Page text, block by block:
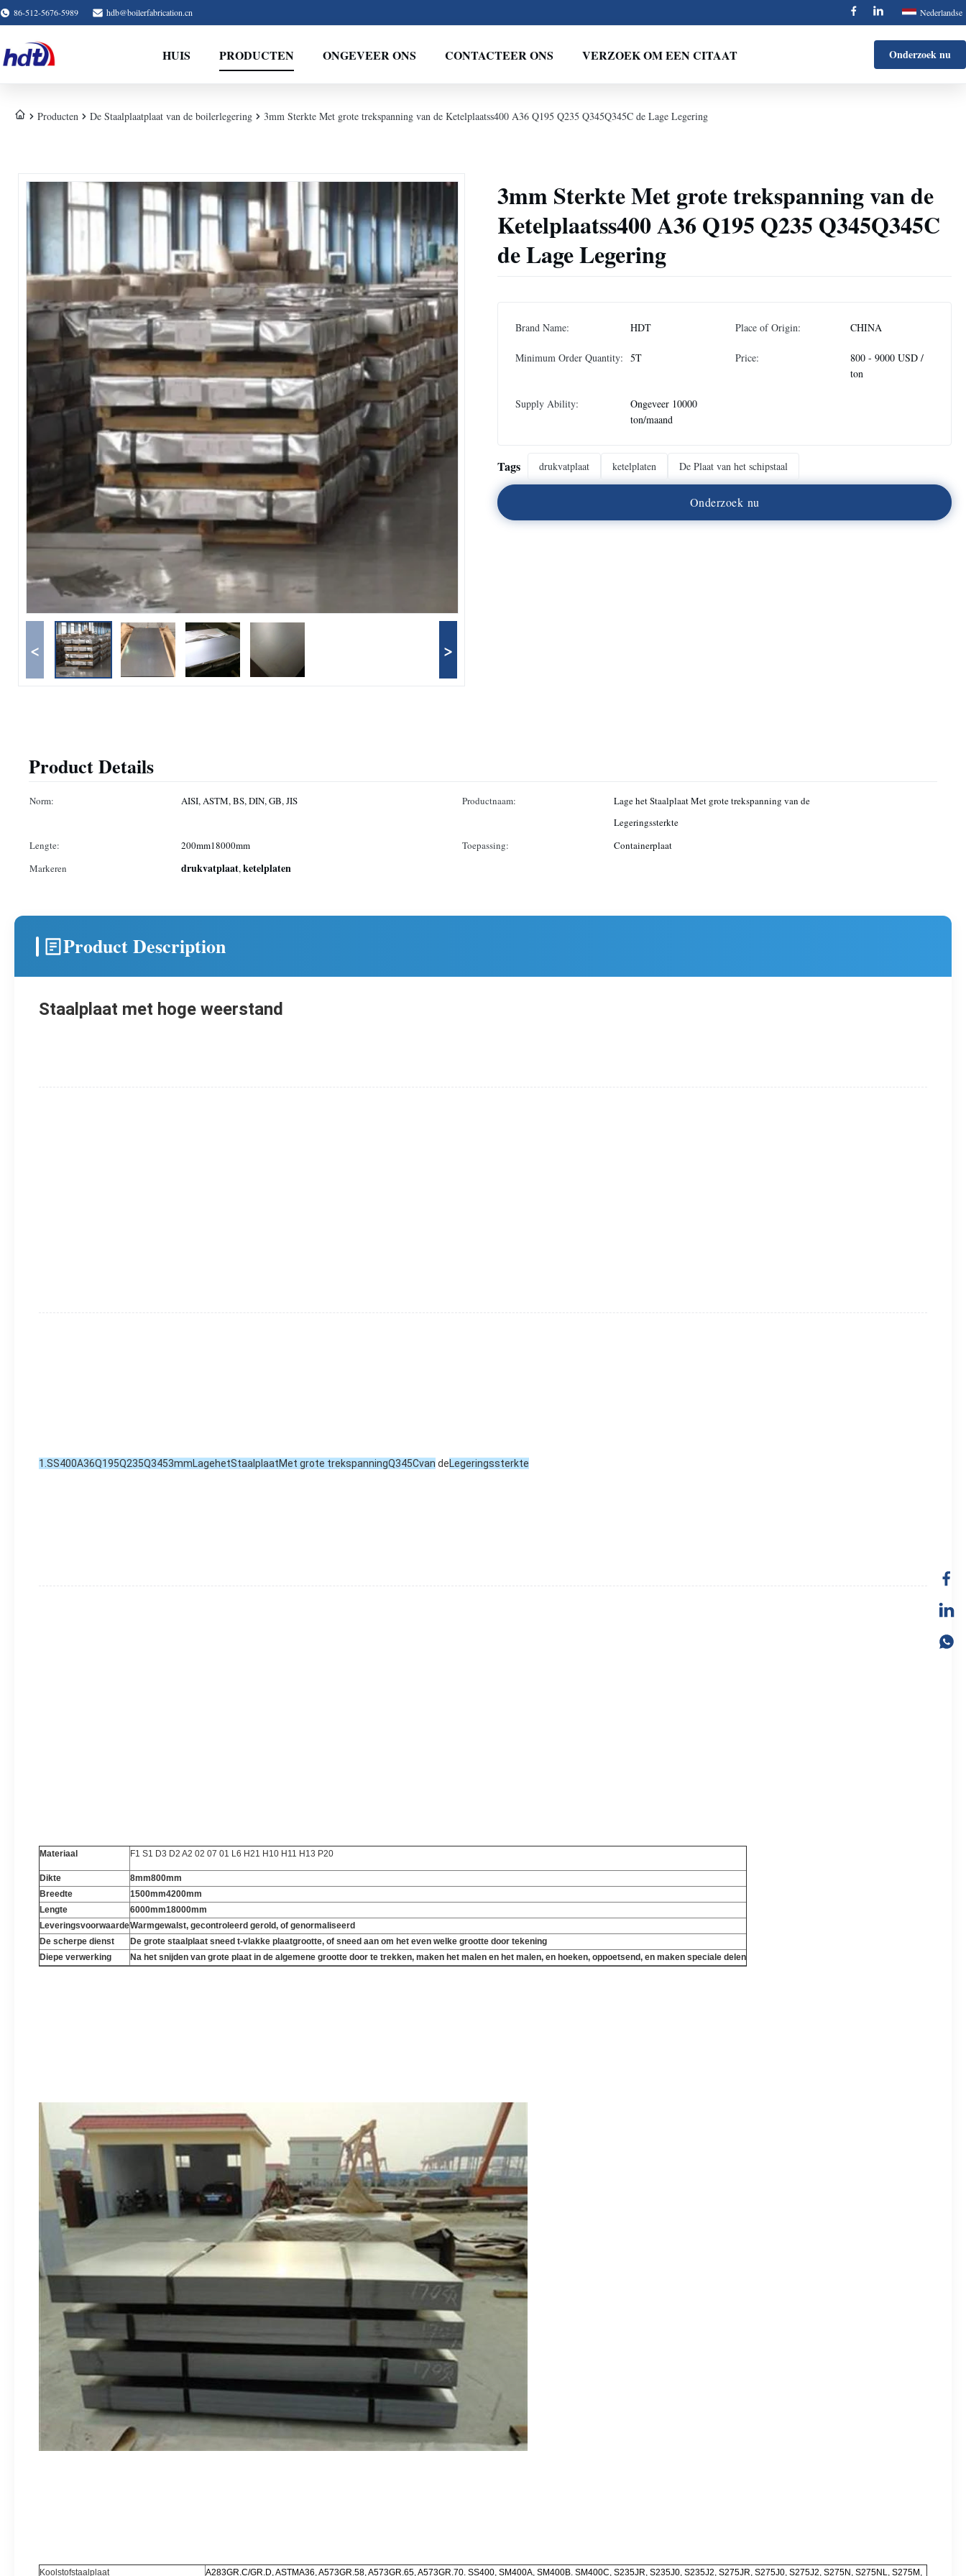
86-512-5676-5989 hdb@boilerfabrication.cn Nederlandse
HUIS PRODUCTEN ONGEVEER ONS CONTACTEER ONS VERZOEK OM EEN CITAAT Onderzoek nu
Producten De Staalplaatplaat van de boilerlegering 3mm Sterkte Met grote trekspanning van de Ketelplaatss400 A36 Q195 Q235 Q345Q345C de Lage Legering
< >
3mm Sterkte Met grote trekspanning van de
Ketelplaatss400 A36 Q195 Q235 Q345Q345C
de Lage Legering
Brand Name: HDT Place of Origin: CHINA
Minimum Order Quantity: 5T Price:
800 - 9000 USD /
ton
Supply Ability:
Ongeveer 10000
ton/maand
Tags drukvatplaat ketelplaten De Plaat van het schipstaal
Onderzoek nu
Product Details
Norm: AISI, ASTM, BS, DIN, GB, JIS Productnaam:
Lage het Staalplaat Met grote trekspanning van de
Legeringssterkte
Lengte:
200mm18000mm Toepassing:
Containerplaat
Markeren
drukvatplaat,ketelplaten
Product Description
Staalplaat met hoge weerstand
1 .SS400A36Q195Q235Q3453mmLagehetStaalplaatMet grote trekspanningQ345Cvan deLegeringssterkte
Materiaal F1 S1 D3 D2 A2 02 07 01 L6 H21 H10 H11 H13 P20
Dikte
8mm800mm
Breedte
1500mm4200mm
Lengte
6000mm18000mm
LeveringsvoorwaardeWarmgewalst, gecontroleerd gerold, of genormaliseerd
De scherpe dienst
De grote staalplaat sneed t-vlakke plaatgrootte, of sneed aan om het even welke grootte door tekening
Diepe verwerking
Na het snijden van grote plaat in de algemene grootte door te trekken, maken het malen en het malen, en hoeken, oppoetsend, en maken speciale delen
Koolstofstaalplaat A283GR.C/GR.D, ASTMA36, A573GR.58, A573GR.65, A573GR.70. SS400, SM400A, SM400B. SM400C, S235JR, S235J0, S235J2, S275JR, S275J0, S275J2, S275N, S275NL, S275M,